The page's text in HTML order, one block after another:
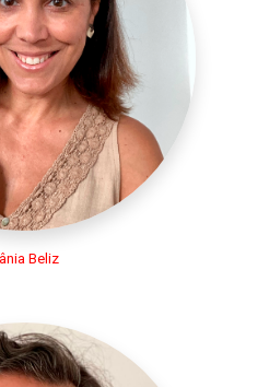
Beliz